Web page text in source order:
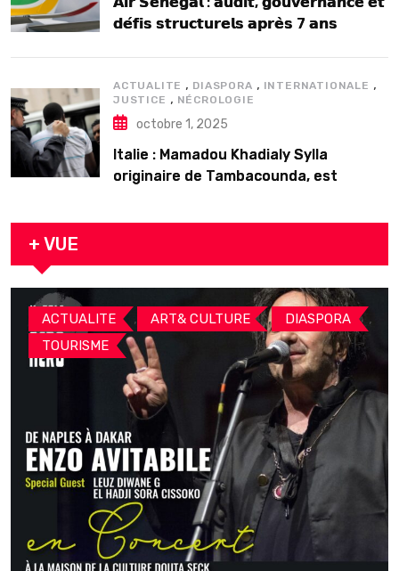
𝗱𝗲́𝗳𝗶𝘀 𝘀𝘁𝗿𝘂𝗰𝘁𝘂𝗿𝗲𝗹𝘀 𝗮𝗽𝗿𝗲̀𝘀 7 𝗮𝗻𝘀
ACTUALITE , DIASPORA , INTERNATIONALE ,
JUSTICE , NÉCROLOGIE
octobre 1, 2025
Italie : Mamadou Khadialy Sylla
originaire de Tambacounda, est
arrestation
+ VUE
ACTUALITE , ART& CULTURE , DIASPORA ,
TOURISME